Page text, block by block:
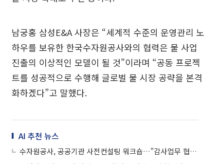
남궁홍 삼성E&A 사장은 “세계적 수준의 운영관리 노
하우를 보유한 한국수자원공사와의 협력은 물 사업
진출의 이상적인 모델이 될 것”이라며 “공동 프로젝
트를 성공적으로 수행해 글로벌 물 시장 공략을 본격
화하겠다”고 말했다.
AI 추천 뉴스
수자원공사, 공공기관 사전컨설팅 워크숍…"감사업무 협력체계 구축"